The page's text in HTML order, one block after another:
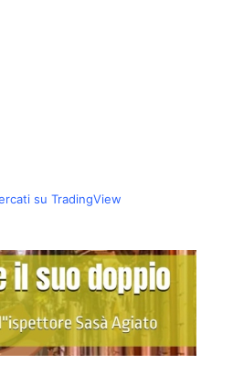
su TradingView